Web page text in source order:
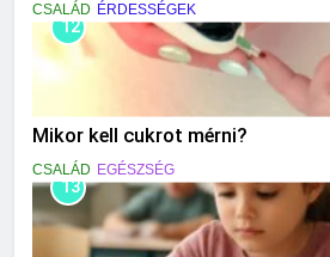
CSALÁD ÉRDESSÉGEK
12
Mikor kell cukrot mérni?
CSALÁD EGÉSZSÉG
13